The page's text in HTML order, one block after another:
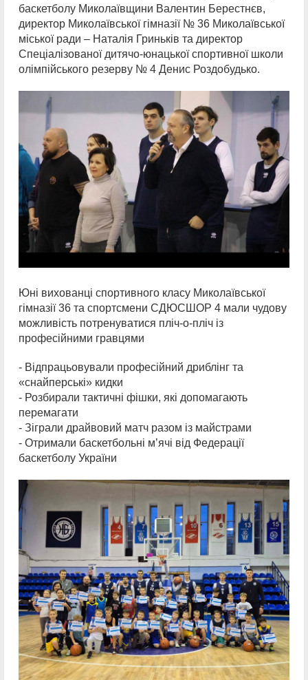
баскетболу Миколаївщини Валентин Берестнєв,
директор Миколаївської гімназії № 36 Миколаївської
міської ради – Наталія Гриньків та директор
Спеціалізованої дитячо-юнацької спортивної школи
олімпійського резерву № 4 Денис Роздобудько.
Юні вихованці спортивного класу Миколаївської
гімназії 36 та спортсмени СДЮСШОР 4 мали чудову
можливість потренуватися пліч-о-пліч із
професійними гравцями
- Відпрацьовували професійний дриблінг та
«снайперські» кидки
- Розбирали тактичні фішки, які допомагають
перемагати
- Зіграли драйвовий матч разом із майстрами
- Отримали баскетбольні мʼячі від Федерації
баскетболу України